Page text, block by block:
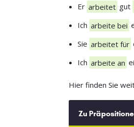
Er arbeitet gut
Ich arbeite bei
Sie arbeitet für
Ich arbeite an
Hier finden Sie
Zu